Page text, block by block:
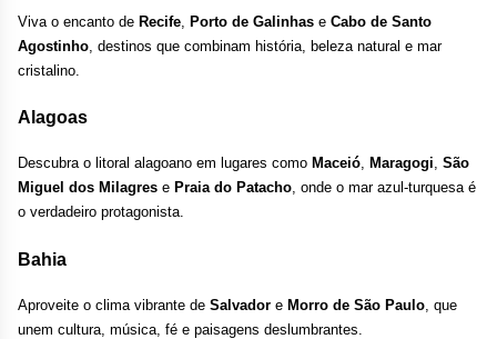
Viva o encanto de Recife Porto de Galinhas e Cabo de Santo
Agostinho , destinos que combinam história, beleza natural e mar
cristalino.
Alagoas
Descubra o litoral alagoano em lugares como Maceió, Maragogi, São
Miguel dos Milagres e Praia do Patacho, onde o mar azul-turquesa é
o verdadeiro protagonista.
Bahia
Aproveite o clima vibrante de Salvador e Morro de São Paulo , que
unem cultura, música, fé e paisagens deslumbrantes.